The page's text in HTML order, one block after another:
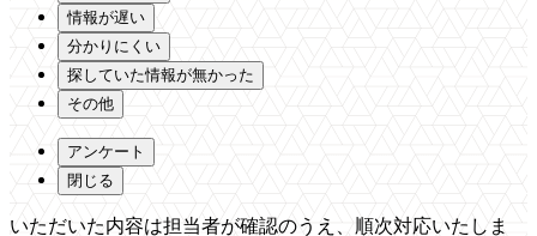
情報が遅い
分かりにくい
探していた情報が無かった
その他
アンケート
閉じる
いただいた内容は担当者が確認のうえ、順次対応いたしま